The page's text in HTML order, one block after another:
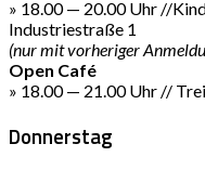
» 18.00 — 20.00 Uhr //
Industriestraße 1
(nur mit vorheriger
Open Café
» 18.00 — 21.00 Uhr //
Donnerstag